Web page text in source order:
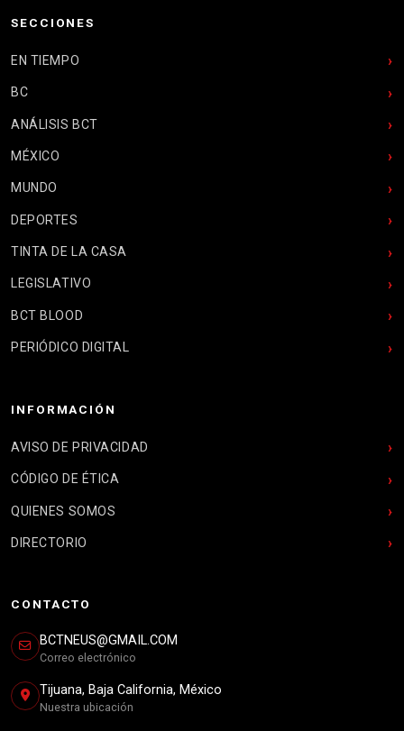
SECCIONES
EN TIEMPO
BC
ANÁLISIS BCT
MÉXICO
MUNDO
DEPORTES
TINTA DE LA CASA
LEGISLATIVO
BCT BLOOD
PERIÓDICO DIGITAL
INFORMACIÓN
AVISO DE PRIVACIDAD
CÓDIGO DE ÉTICA
QUIENES SOMOS
DIRECTORIO
CONTACTO
BCTNEUS@GMAIL.COM
Correo electrónico
Tijuana, Baja California, México
Nuestra ubicación